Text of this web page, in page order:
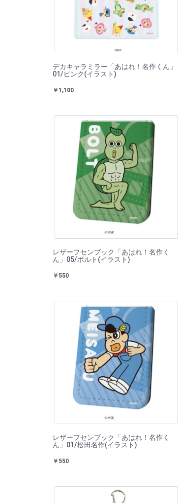
デカキャラミラー「あはれ！名作くん」
01/ピンク(イラスト)
￥1,100
レザーフセンブック「あはれ！名作く
ん」05/ボルト(イラスト)
￥550
レザーフセンブック「あはれ！名作く
ん」01/松田名作(イラスト)
￥550